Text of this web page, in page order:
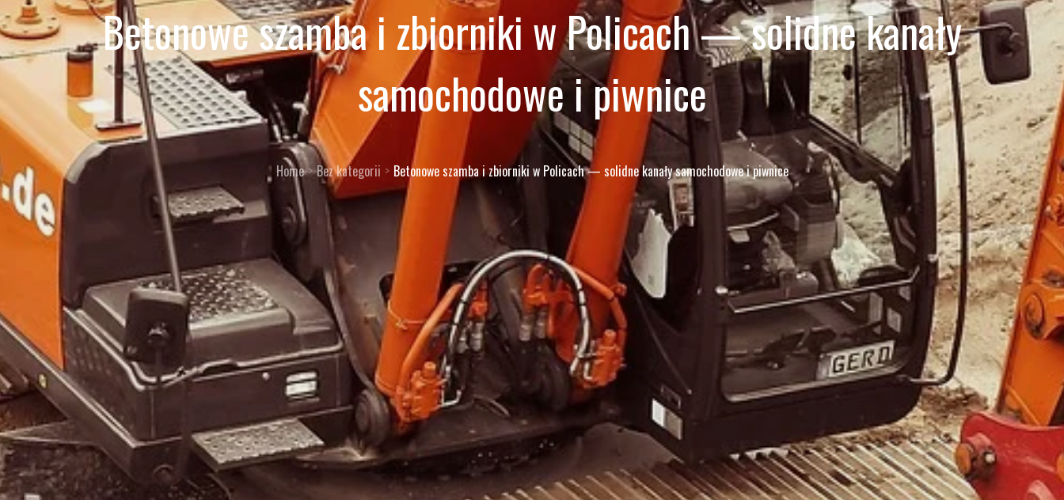
Betonowe szamba i zbiorniki w Policach — solidne kanały
samochodowe i piwnice
Home Bez kategorii Betonowe szamba i zbiorniki w Policach — solidne kanały samochodowe i piwnice